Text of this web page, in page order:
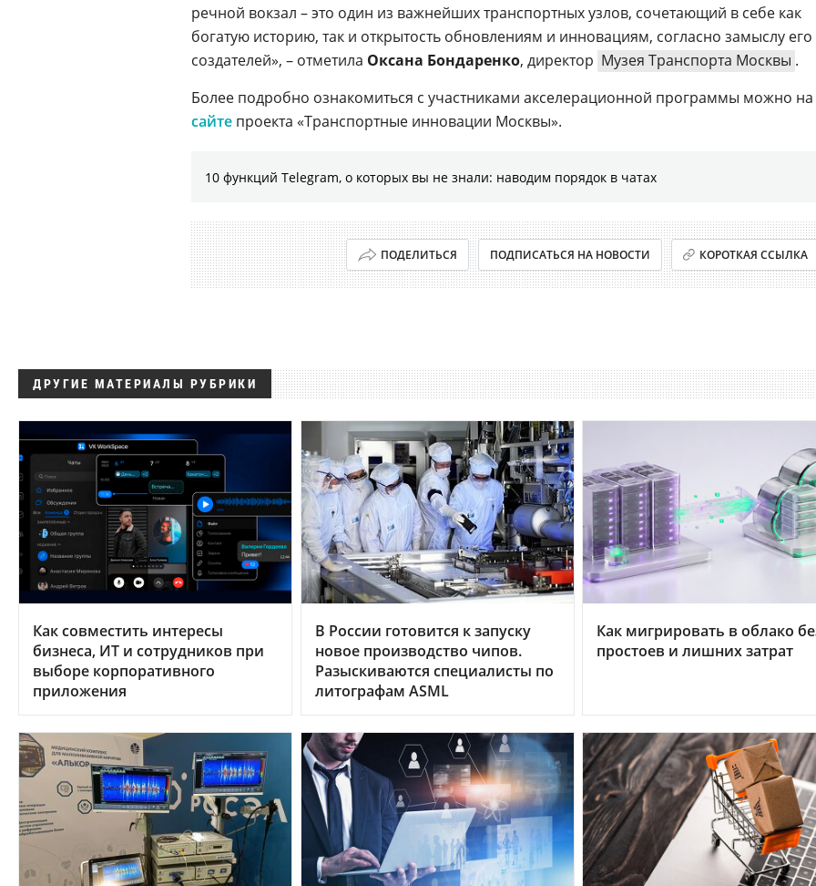
речной вокзал – это один из важнейших транспортных узлов, сочетающий в себе как
богатую историю, так и открытость обновлениям и инновациям, согласно замыслу его
создателей», – отметила Оксана Бондаренко, директор Музея Транспорта Москвы .
Более подробно ознакомиться с участниками акселерационной программы можно на
сайте проекта «Транспортные инновации Москвы».
10 функций Telegram, о которых вы не знали: наводим порядок в чатах
ПОДЕЛИТЬСЯ ПОДПИСАТЬСЯ НА НОВОСТИ КОРОТКАЯ ССЫЛКА
ДРУГИЕ МАТЕРИАЛЫ РУБРИКИ
Как совместить интересы
бизнеса, ИТ и сотрудников при
выборе корпоративного
приложения
В России готовится к запуску
новое производство чипов.
Разыскиваются специалисты по
литографам ASML
Как мигрировать в облако
простоев и лишних затрат